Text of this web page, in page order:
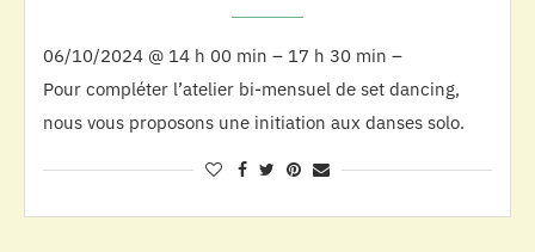
06/10/2024 @ 14 h 00 min – 17 h 30 min –
Pour compléter l’atelier bi-mensuel de set dancing,
nous vous proposons une initiation aux danses solo.